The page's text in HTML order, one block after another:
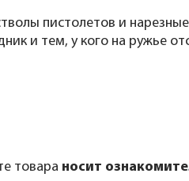
пистолетов и
и тем, у кого на ружье
товара носит